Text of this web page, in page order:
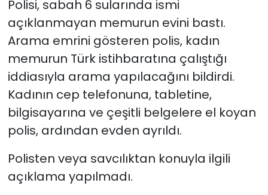
Polisi, sabah 6 sularında ismi
açıklanmayan memurun evini bastı.
Arama emrini gösteren polis, kadın
memurun Türk istihbaratına çalıştığı
iddiasıyla arama yapılacağını bildirdi.
Kadının cep telefonuna, tabletine,
bilgisayarına ve çeşitli belgelere el koyan
polis, ardından evden ayrıldı.
Polisten veya savcılıktan konuyla ilgili
açıklama yapılmadı.